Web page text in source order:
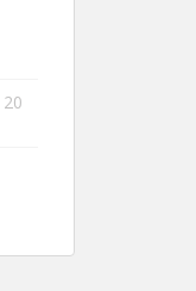
20